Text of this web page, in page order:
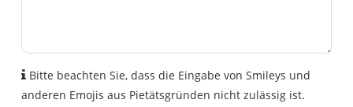
Bitte beachten Sie, dass die Eingabe von Smileys und
anderen Emojis aus Pietätsgründen nicht zulässig ist.